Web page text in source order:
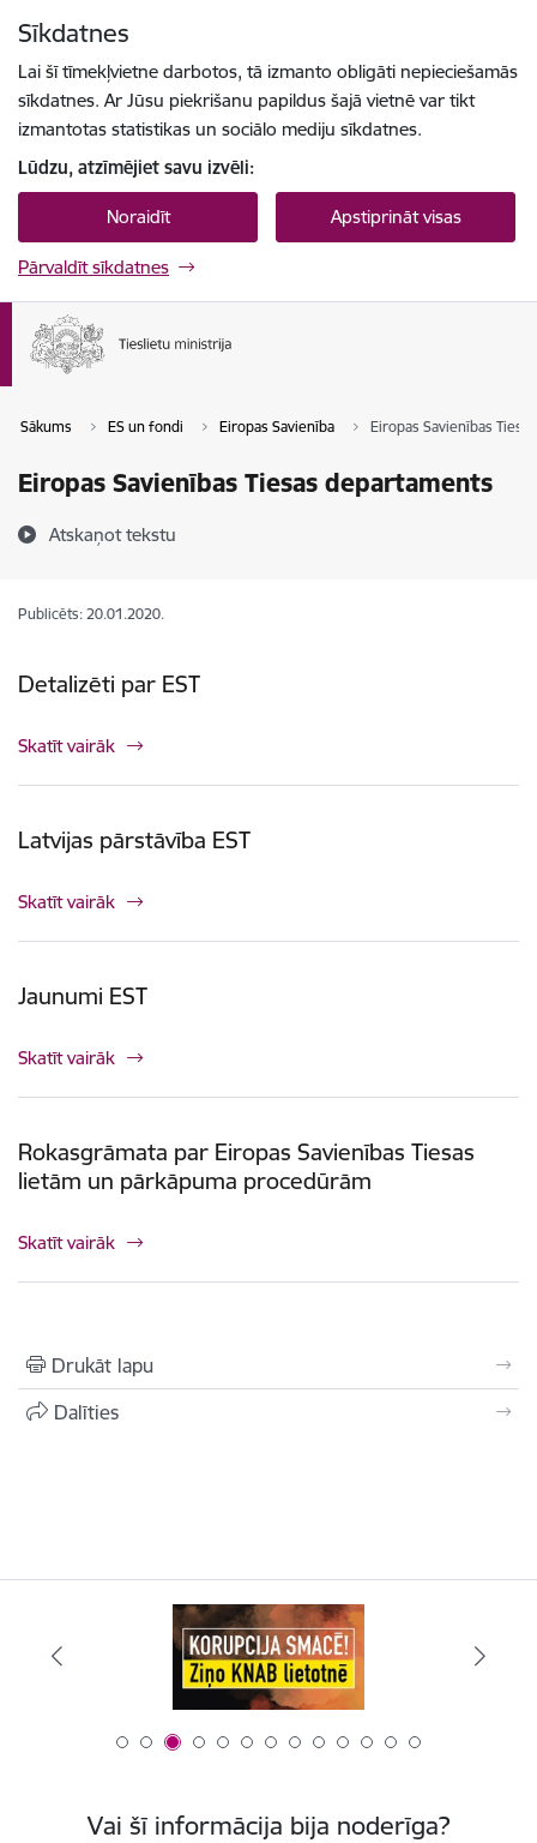
Sīkdatnes
Lai šī tīmekļvietne darbotos, tā izmanto obligāti nepieciešamās
sīkdatnes. Ar Jūsu piekrišanu papildus šajā vietnē var tikt
izmantotas statistikas un sociālo mediju sīkdatnes.
Lūdzu, atzīmējiet savu izvēli:
Noraidīt Apstiprināt visas
Pārvaldīt sīkdatnes
Sākums ES un fondi Eiropas Savienība Eiropas Savienības
Eiropas Savienības Tiesas departaments
Atskaņot tekstu
Publicēts: 20.01.2020.
Detalizēti par EST
Skatīt vairāk
Latvijas pārstāvība EST
Skatīt vairāk
Jaunumi EST
Skatīt vairāk
Rokasgrāmata par Eiropas Savienības Tiesas
lietām un pārkāpuma procedūrām
Skatīt vairāk
Drukāt lapu
Dalīties
Vai šī informācija bija noderīga?